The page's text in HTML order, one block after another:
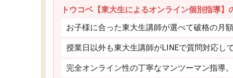
トウコベ【東大生によるオンライン個別指導】
お子様に合った東大生講師が選べて破格の月
授業日以外も東大生講師がLINEで質問対応し
完全オンライン性の丁寧なマンツーマン指導